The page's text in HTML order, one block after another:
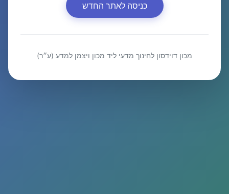
כניסה לאתר החדש
מכון דוידסון לחינוך מדעי ליד מכון ויצמן למדע (ע״ר)